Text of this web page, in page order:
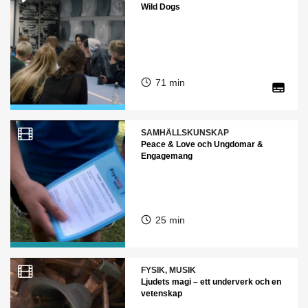
Wild Dogs
71 min
SAMHÄLLSKUNSKAP
Peace & Love och Ungdomar &
Engagemang
25 min
FYSIK, MUSIK
Ljudets magi – ett underverk och en
vetenskap